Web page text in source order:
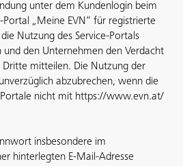
unter dem Kundenlogin beim
Portal „Meine EVN“ für registrierte
Nutzung des Service-Portals
und den Unternehmen den Verdacht
Dritte mitteilen. Die Nutzung der
abzubrechen, wenn die
Portale nicht mit https://www.evn.at/
insbesondere im
hinterlegten E-Mail-Adresse